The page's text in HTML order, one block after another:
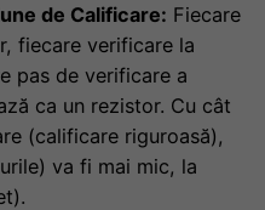
de Calificare: Fiecare
fiecare verificare la
pas de verificare a
ca un rezistor. Cu cât
(calificare riguroasă),
va fi mai mic, la